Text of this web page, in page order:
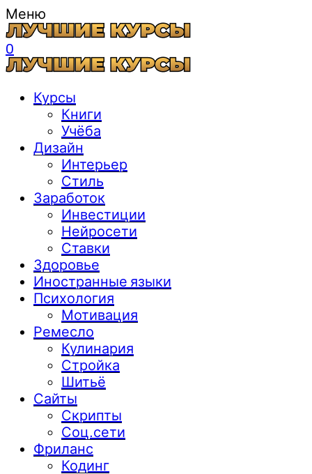
Меню
0
Курсы
Книги
Учёба
Дизайн
Интерьер
Стиль
Заработок
Инвестиции
Нейросети
Ставки
Здоровье
Иностранные языки
Психология
Мотивация
Ремесло
Кулинария
Стройка
Шитьё
Сайты
Скрипты
Соц.сети
Фриланс
Кодинг